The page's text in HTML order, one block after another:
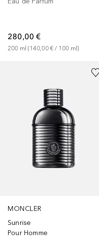
280,00 €
200 ml (140,00 € / 100 ml)
MONCLER
Sunrise
Pour Homme